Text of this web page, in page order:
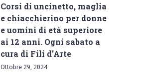
Corsi di uncinetto, maglia
e chiacchierino per donne
e uomini di età superiore
ai 12 anni. Ogni sabato a
cura di Fili d’Arte
Ottobre 29, 2024